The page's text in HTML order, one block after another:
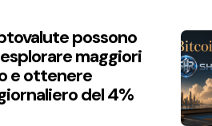
possono
maggiori
e ottenere
del 4%